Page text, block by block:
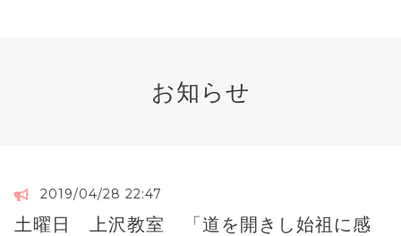
お知らせ
2019/04/28 22:47
土曜日 上沢教室 「道を開きし始祖に感